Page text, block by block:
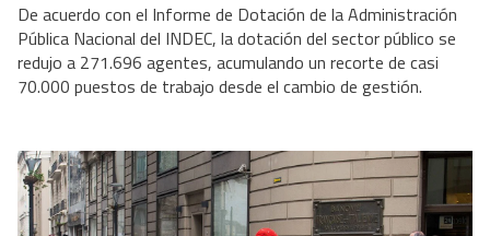
De acuerdo con el Informe de Dotación de la Administración
Pública Nacional del INDEC, la dotación del sector público se
redujo a 271.696 agentes, acumulando un recorte de casi
70.000 puestos de trabajo desde el cambio de gestión.